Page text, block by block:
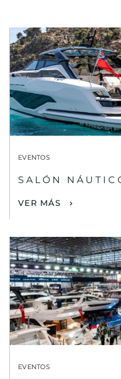
EVENTOS
SALÓN
VER MÁS
EVENTOS